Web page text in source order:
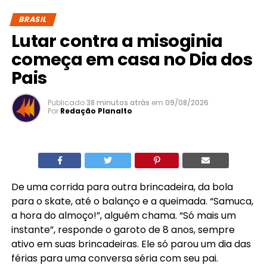
BRASIL
Lutar contra a misoginia
começa em casa no Dia dos
Pais
Publicado38 minutos atrás em 09/08/2026
Por Redação Planalto
De uma corrida para outra brincadeira, da bola
para o skate, até o balanço e a queimada. “Samuca,
a hora do almoço!”, alguém chama. “Só mais um
instante”, responde o garoto de 8 anos, sempre
ativo em suas brincadeiras. Ele só parou um dia das
férias para uma conversa séria com seu pai.